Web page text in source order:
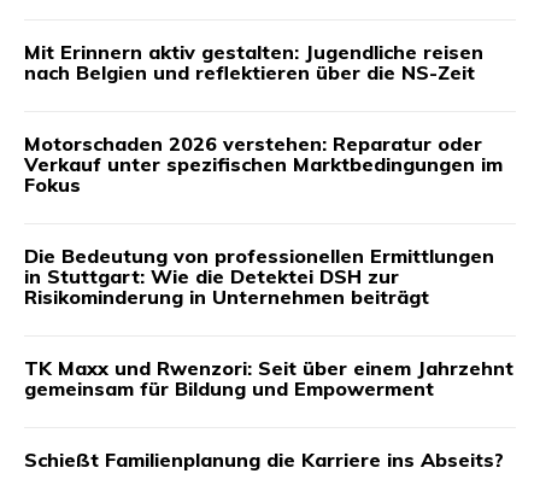
Mit Erinnern aktiv gestalten: Jugendliche reisen
nach Belgien und reflektieren über die NS-Zeit
Motorschaden 2026 verstehen: Reparatur oder
Verkauf unter spezifischen Marktbedingungen im
Fokus
Die Bedeutung von professionellen Ermittlungen
in Stuttgart: Wie die Detektei DSH zur
Risikominderung in Unternehmen beiträgt
TK Maxx und Rwenzori: Seit über einem Jahrzehnt
gemeinsam für Bildung und Empowerment
Schießt Familienplanung die Karriere ins Abseits?